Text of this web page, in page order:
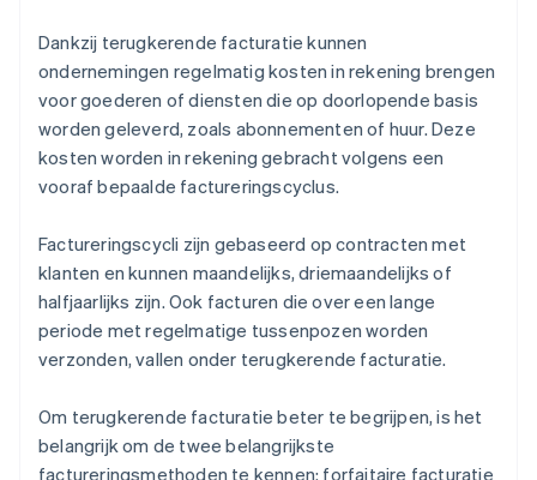
Dankzij terugkerende facturatie kunnen
ondernemingen regelmatig kosten in rekening brengen
voor goederen of diensten die op doorlopende basis
worden geleverd, zoals abonnementen of huur. Deze
kosten worden in rekening gebracht volgens een
vooraf bepaalde factureringscyclus.
Factureringscycli zijn gebaseerd op contracten met
klanten en kunnen maandelijks, driemaandelijks of
halfjaarlijks zijn. Ook facturen die over een lange
periode met regelmatige tussenpozen worden
verzonden, vallen onder terugkerende facturatie.
Om terugkerende facturatie beter te begrijpen, is het
belangrijk om de twee belangrijkste
factureringsmethoden te kennen: forfaitaire facturatie